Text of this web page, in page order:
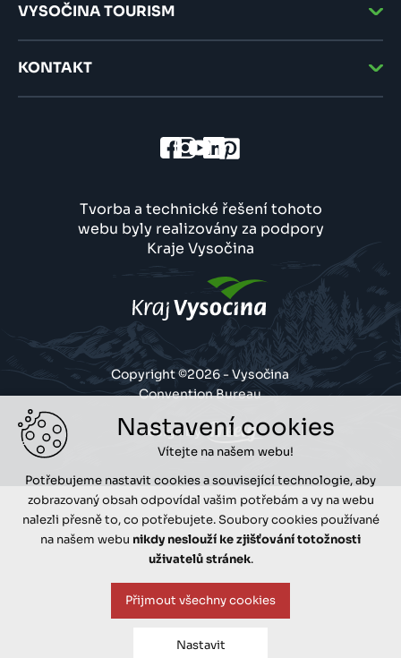
VYSOČINA TOURISM
KONTAKT
Tvorba a technické řešení tohoto
webu byly realizovány za podpory
Kraje Vysočina
Copyright ©2026 - Vysočina
Convention Bureau
Design by
Nastavení cookies
Vítejte na našem webu!
Potřebujeme nastavit cookies a související technologie, aby
zobrazovaný obsah odpovídal vašim potřebám a vy na webu
nalezli přesně to, co potřebujete. Soubory cookies používané
na našem webu nikdy neslouží ke zjišťování totožnosti
uživatelů stránek.
Přijmout všechny cookies
Nastavit